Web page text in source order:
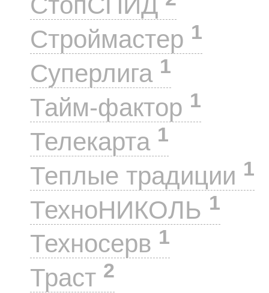
Строймастер 1
Суперлига 1
Тайм-фактор 1
Телекарта 1
Теплые традиции 1
ТехноНИКОЛЬ 1
Техносерв 1
Траст 2